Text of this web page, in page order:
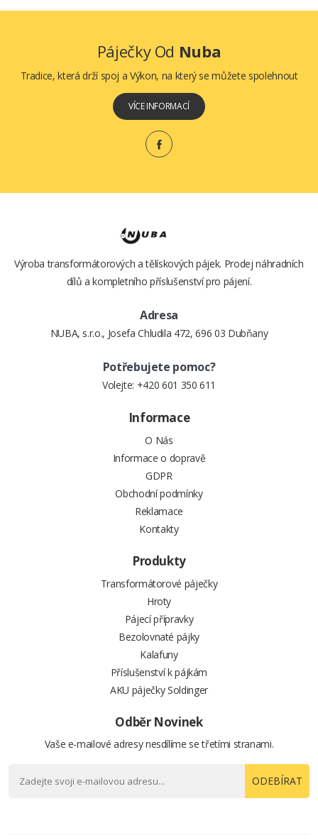
Páječky Od Nuba
Tradice, která drží spoj a Výkon, na který se můžete spolehnout
VÍCE INFORMACÍ
Výroba transformátorových a tělískových pájek. Prodej náhradních
dílů a kompletního příslušenství pro pájení.
Adresa
NUBA, s.r.o., Josefa Chludila 472, 696 03 Dubňany
Potřebujete pomoc?
Volejte: +420 601 350 611
Informace
O Nás
Informace o dopravě
GDPR
Obchodní podmínky
Reklamace
Kontakty
Produkty
Transformátorové páječky
Hroty
Pájecí přípravky
Bezolovnaté pájky
Kalafuny
Příslušenství k pájkám
AKU páječky Soldinger
Odběr Novinek
Vaše e-mailové adresy nesdílíme se třetími stranami.
ODEBÍRAT